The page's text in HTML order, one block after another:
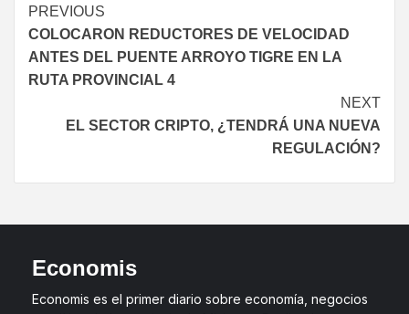
PREVIOUS
COLOCARON REDUCTORES DE VELOCIDAD
ANTES DEL PUENTE ARROYO TIGRE EN LA
RUTA PROVINCIAL 4
NEXT
EL SECTOR CRIPTO, ¿TENDRÁ UNA NUEVA
REGULACIÓN?
Economis
Economis es el primer diario sobre economía, negocios